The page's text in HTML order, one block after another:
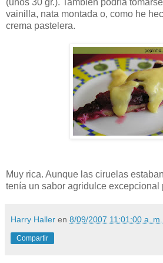
(unos 30 gr.). También podría
vainilla, nata montada o, como he
crema pastelera.
Muy rica. Aunque las ciruelas
tenía un sabor agridulce excepcional
Harry Haller en 8/09/2007 11:01:00 a. m.
Compartir